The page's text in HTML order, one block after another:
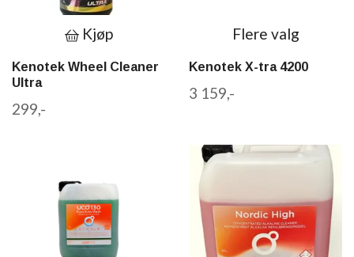
Kjøp
Kenotek Wheel Cleaner
Ultra
299,-
Flere valg
Kenotek X-tra 4200
3 159,-